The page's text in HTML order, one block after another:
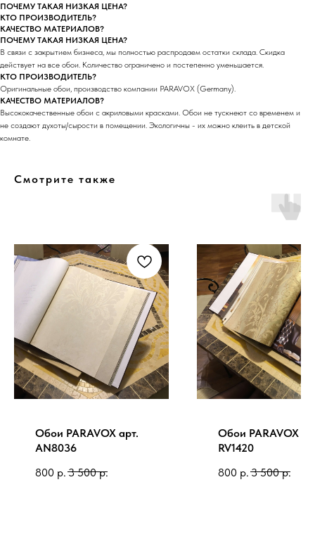
ПОЧЕМУ ТАКАЯ НИЗКАЯ ЦЕНА?
КТО ПРОИЗВОДИТЕЛЬ?
КАЧЕСТВО МАТЕРИАЛОВ?
ПОЧЕМУ ТАКАЯ НИЗКАЯ ЦЕНА?
В связи с закрытием бизнеса, мы полностью распродаем остатки склада. Скидка
действует на все обои. Количество ограничено и постепенно уменьшается.
КТО ПРОИЗВОДИТЕЛЬ?
Оригинальные обои, производство компании PARAVOX (Germany).
КАЧЕСТВО МАТЕРИАЛОВ?
Высококачественные обои с акриловыми красками. Обои не тускнеют со временем и
не создают духоты/сырости в помещении. Экологичны - их можно клеить в детской
комнате.
Смотрите также
Обои PARAVOX арт.
AN8036
800 р. 3 500 р.
Обои PARAVOX
RV1420
800 р. 3 500 р.